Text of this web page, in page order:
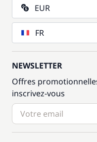
EUR
FR
NEWSLETTER
Offres
inscrivez-vous